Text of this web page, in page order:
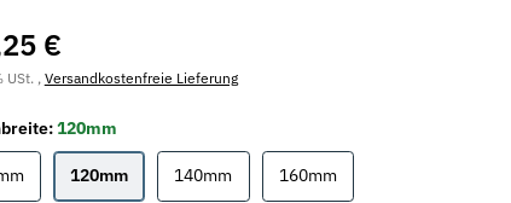
€
USt. ,Versandkostenfreie Lieferung
120mm
100mm120mm120mm140mm140mm160mm160mm